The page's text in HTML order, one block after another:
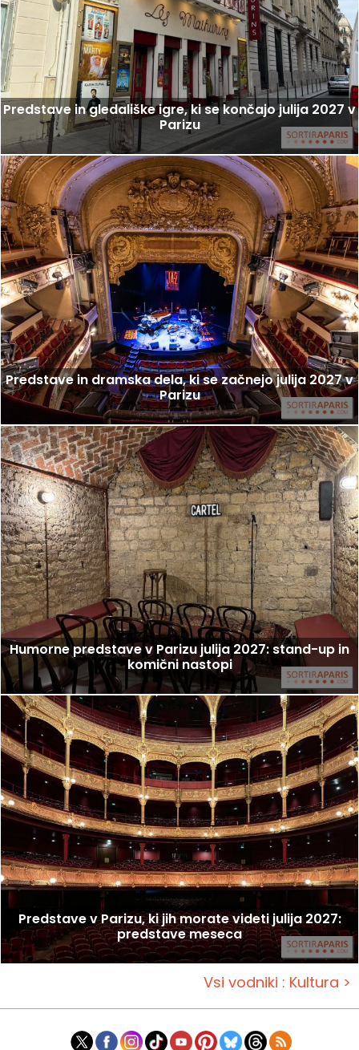
Predstave in gledališke igre, ki se končajo julija 2027 v
Parizu
Predstave in dramska dela, ki se začnejo julija 2027 v
Parizu
Humorne predstave v Parizu julija 2027: stand-up in
komični nastopi
Predstave v Parizu, ki jih morate videti julija 2027:
predstave meseca
Vsi vodniki : Kultura >